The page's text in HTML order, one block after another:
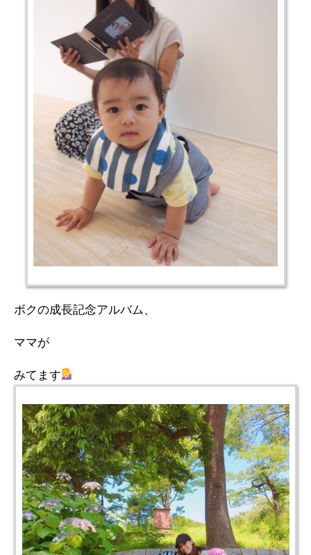
ボクの成長記念アルバム、
ママが
みてます